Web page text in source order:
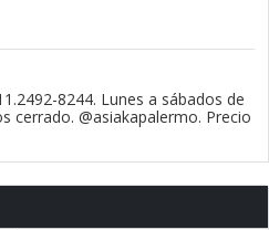
8244. Lunes a sábados de
cerrado. @asiakapalermo. Precio